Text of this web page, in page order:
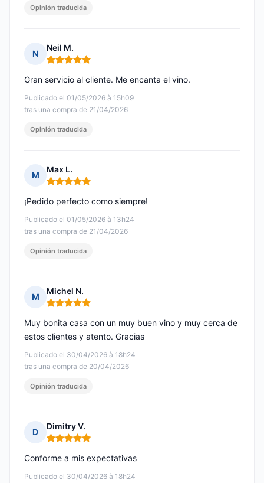
Opinión traducida
N
Neil M.
Nota: 5 de 5
Publicado el 01/05/2026 à 15h09
tras una compra de 21/04/2026
Gran servicio al cliente. Me encanta el vino.
Opinión traducida
M
Max L.
Nota: 5 de 5
Publicado el 01/05/2026 à 13h24
tras una compra de 21/04/2026
¡Pedido perfecto como siempre!
Opinión traducida
M
Michel N.
Nota: 5 de 5
Publicado el 30/04/2026 à 18h24
tras una compra de 20/04/2026
Muy bonita casa con un muy buen vino y muy cerca de
estos clientes y atento. Gracias
Opinión traducida
D
Dimitry V.
Nota: 5 de 5
Publicado el 30/04/2026 à 18h24
Conforme a mis expectativas